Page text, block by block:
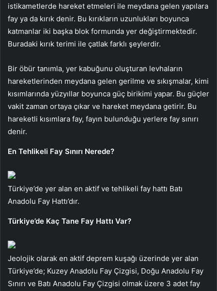
istikametlerde hareket etmeleri ile meydana gelen yapılara
fay ya da kırık denir. Bu kırıkların uzunlukları boyunca
katmanlar iki başka blok formunda yer değiştirmektedir.
Buradaki kırık terimi ile çatlak farklı şeylerdir.
Bir öbür tanımla, yer kabuğunu oluşturan levhaların
hareketlerinden meydana gelen gerilme ve sıkışmalar, kimi
kısımlarında yüzyıllar boyunca güç birikimi yapar. Bu güçler
vakit zaman ortaya çıkar ve hareket meydana getirir. Bu
hareketli kısımlara fay, fayın bulunduğu yerlere fay sınırı
denir.
En Tehlikeli Fay Sınırı Nerede?
Türkiye’de yer alan en aktif ve tehlikeli fay hattı Batı
Anadolu Fay Hattı’dır.
Türkiye’de Kaç Tane Fay Hattı Var?
Jeolojik olarak en aktif deprem kuşağı üzerinde yer alan
Türkiye’de; Kuzey Anadolu Fay Çizgisi, Doğu Anadolu Fay
Sınırı ve Batı Anadolu Fay Çizgisi olmak üzere 3 adet fay